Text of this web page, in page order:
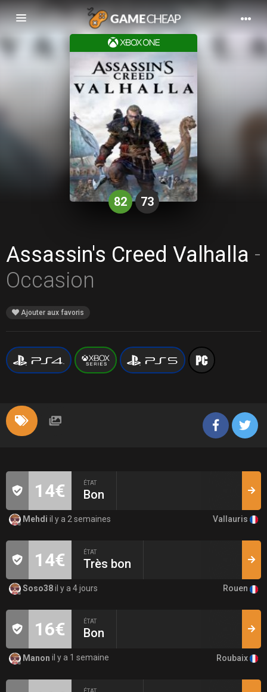
Basculer
la
82 73
Assassin's Creed Valhalla -
Occasion
Ajouter aux favoris
14€ ÉTAT
Bon
Mehdi il y a 2 semaines Vallauris
14€ ÉTAT
Très bon
Soso38il y a 4 jours Rouen
16€ ÉTAT
Bon
Manon il y a 1 semaine Roubaix